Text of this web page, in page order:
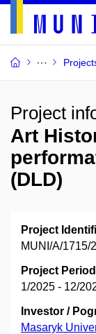
Project
Art
(DLD)
Project
MUNI/A/1715/
Project Period
1/2025 - 12/
Investor /
Masaryk